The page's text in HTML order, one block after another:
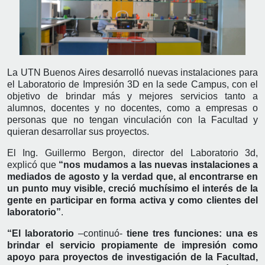
La UTN Buenos Aires desarrolló nuevas instalaciones para
el Laboratorio de Impresión 3D en la sede Campus, con el
objetivo de brindar más y mejores servicios tanto a
alumnos, docentes y no docentes, como a empresas o
personas que no tengan vinculación con la Facultad y
quieran desarrollar sus proyectos.
El Ing. Guillermo Bergon, director del Laboratorio 3d,
explicó que “nos mudamos a las nuevas instalaciones a
mediados de agosto y la verdad que, al encontrarse en
un punto muy visible, creció muchísimo el interés de la
gente en participar en forma activa y como clientes del
laboratorio”.
“El laboratorio –continuó- tiene tres funciones: una es
brindar el servicio propiamente de impresión como
apoyo para proyectos de investigación de la Facultad,